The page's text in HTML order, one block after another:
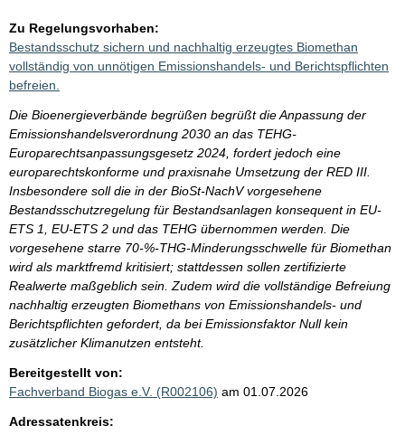
Zu Regelungsvorhaben:
Bestandsschutz sichern und nachhaltig erzeugtes Biomethan
vollständig von unnötigen Emissionshandels- und Berichtspflichten
befreien.
Die Bioenergieverbände begrüßen begrüßt die Anpassung der
Emissionshandelsverordnung 2030 an das TEHG-
Europarechtsanpassungsgesetz 2024, fordert jedoch eine
europarechtskonforme und praxisnahe Umsetzung der RED III.
Insbesondere soll die in der BioSt-NachV vorgesehene
Bestandsschutzregelung für Bestandsanlagen konsequent in EU-
ETS 1, EU-ETS 2 und das TEHG übernommen werden. Die
vorgesehene starre 70-%-THG-Minderungsschwelle für Biomethan
wird als marktfremd kritisiert; stattdessen sollen zertifizierte
Realwerte maßgeblich sein. Zudem wird die vollständige Befreiung
nachhaltig erzeugten Biomethans von Emissionshandels- und
Berichtspflichten gefordert, da bei Emissionsfaktor Null kein
zusätzlicher Klimanutzen entsteht.
Bereitgestellt von:
Fachverband Biogas e.V. (R002106) am 01.07.2026
Adressatenkreis: